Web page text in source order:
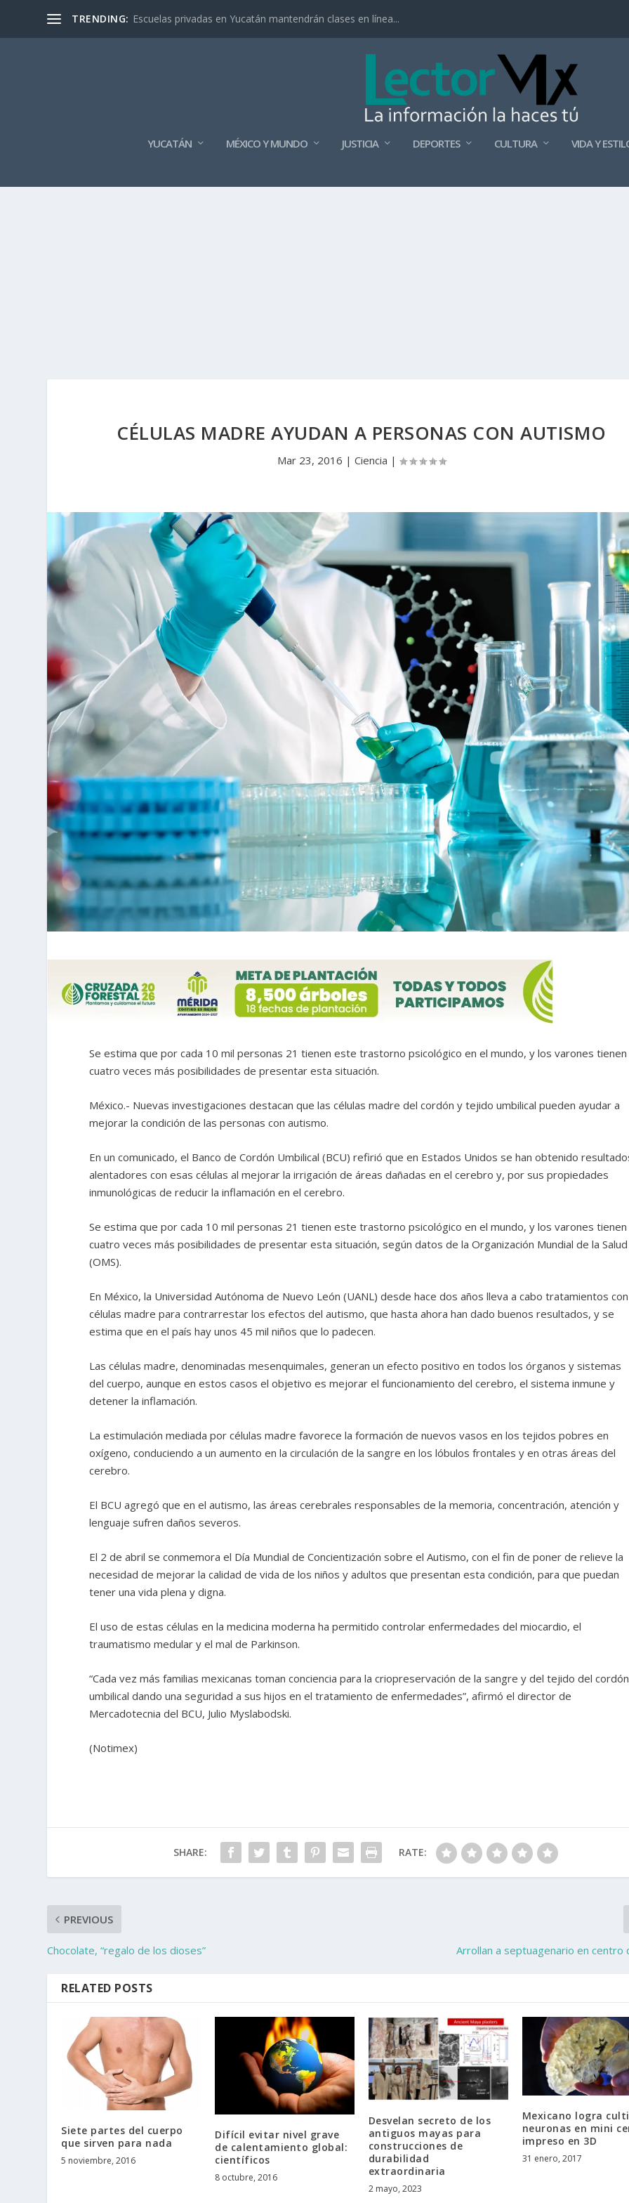
TRENDING: Escuelas privadas en Yucatán mantendrán clases en línea...
YUCATÁN MÉXICO Y MUNDO JUSTICIA DEPORTES CULTURA VIDA Y
CÉLULAS MADRE AYUDAN A PERSONAS CON AUTISMO
Mar 23, 2016 | Ciencia |
Se estima que por cada 10 mil personas 21 tienen este trastorno psicológico en el mundo, y los varones tienen
cuatro veces más posibilidades de presentar esta situación.
México.- Nuevas investigaciones destacan que las células madre del cordón y tejido umbilical pueden ayudar a
mejorar la condición de las personas con autismo.
En un comunicado, el Banco de Cordón Umbilical (BCU) refirió que en Estados Unidos se han obtenido
alentadores con esas células al mejorar la irrigación de áreas dañadas en el cerebro y, por sus propiedades
inmunológicas de reducir la inflamación en el cerebro.
Se estima que por cada 10 mil personas 21 tienen este trastorno psicológico en el mundo, y los varones tienen
cuatro veces más posibilidades de presentar esta situación, según datos de la Organización Mundial de la Salud
(OMS).
En México, la Universidad Autónoma de Nuevo León (UANL) desde hace dos años lleva a cabo tratamientos con
células madre para contrarrestar los efectos del autismo, que hasta ahora han dado buenos resultados, y se
estima que en el país hay unos 45 mil niños que lo padecen.
Las células madre, denominadas mesenquimales, generan un efecto positivo en todos los órganos y sistemas
del cuerpo, aunque en estos casos el objetivo es mejorar el funcionamiento del cerebro, el sistema inmune y
detener la inflamación.
La estimulación mediada por células madre favorece la formación de nuevos vasos en los tejidos pobres en
oxígeno, conduciendo a un aumento en la circulación de la sangre en los lóbulos frontales y en otras áreas del
cerebro.
El BCU agregó que en el autismo, las áreas cerebrales responsables de la memoria, concentración, atención y
lenguaje sufren daños severos.
El 2 de abril se conmemora el Día Mundial de Concientización sobre el Autismo, con el fin de poner de relieve la
necesidad de mejorar la calidad de vida de los niños y adultos que presentan esta condición, para que puedan
tener una vida plena y digna.
El uso de estas células en la medicina moderna ha permitido controlar enfermedades del miocardio, el
traumatismo medular y el mal de Parkinson.
“Cada vez más familias mexicanas toman conciencia para la criopreservación de la sangre y del tejido del cordón
umbilical dando una seguridad a sus hijos en el tratamiento de enfermedades”, afirmó el director de
Mercadotecnia del BCU, Julio Myslabodski.
(Notimex)
SHARE: RATE:
PREVIOUS
Chocolate, “regalo de los dioses” Arrollan a septuagenario en centro
RELATED POSTS
Siete partes del cuerpo
que sirven para nada
5 noviembre, 2016
Difícil evitar nivel grave
de calentamiento global:
científicos
8 octubre, 2016
Desvelan secreto de los
antiguos mayas para
construcciones de
durabilidad
extraordinaria
2 mayo, 2023
Mexicano logra
neuronas en mini
impreso en 3D
31 enero, 2017